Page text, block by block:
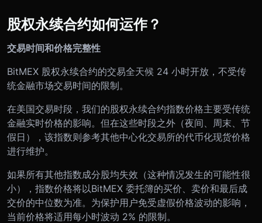
股权永续合约如何运作？
交易时间和价格完整性
BitMEX 股权永续合约的交易全天候 24 小时开放，不受传
统金融市场交易时间的限制。
在美国交易时段，我们的股权永续合约指数价格主要受传统
金融实时价格的影响。但在这些时段之外（夜间、周末、节
假日），该指数则参考其他中心化交易所的代币化现货价格
进行维护。
如果所有其他指数成分股均失效（这种情况发生的可能性很
小），指数价格将以BitMEX 委托簿的买价、卖价和最后成
交价的中位数为准。为保护用户免受虚假价格波动的影响，
当前价格将适用每小时波动 2% 的限制。